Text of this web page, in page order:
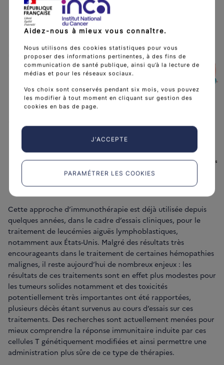
Cette approche d’immunothérapie est déjà utilisée depuis
quelques années, dans le cadre d’essais cliniques, pour le
traitement de leucémies aiguës lymphoblastiques,
notamment aux États-Unis. Malgré des résultats très
encourageants dans le traitement de certaines hémopathies
malignes, il reste aujourd’hui de nombreux enjeux : les
résultats de ces traitements sont en effet plus modestes pour
les tumeurs solides notamment et des toxicités
potentiellement très importantes ont été rapportées,
plusieurs décès étant survenus au cours d’essais sur ces
traitements. Des recherches sont actuellement menées pour
mieux comprendre la réponse immunitaire induite par ces
cellules T génétiquement modifiées et ainsi permettre une
administration plus sûre de ce type de thérapies.
Aidez-nous à mieux vous connaître.
Nous utilisons des cookies statistiques pour vous
proposer des informations pertinentes, à des fins de
communication de santé publique, ainsi qu’à la lecture de
médias et pour les réseaux sociaux.
Vos choix sont conservés pendant six mois, vous pouvez
les modifier à tout moment en cliquant sur gestion des
cookies en bas de page.
J'ACCEPTE
PARAMÉTRER LES COOKIES